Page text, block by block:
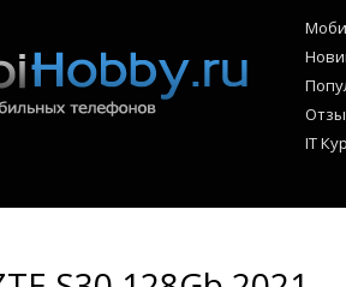
IT